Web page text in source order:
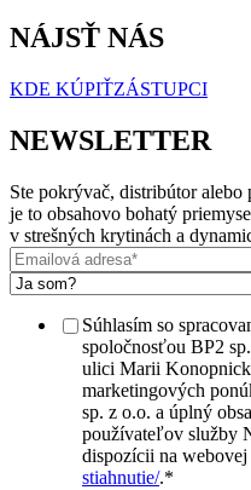
NÁJSŤ NÁS
KDE KÚPIŤZÁSTUPCI
NEWSLETTER
Ste pokrývač, distribútor
je to obsahovo bohatý
v strešných krytinách a
Súhlasím so
spoločnosťou BP2
ulici Marii
marketingových
sp. z o.o. a úplný
používateľov služby
dispozícii na webovej
stiahnutie/.*